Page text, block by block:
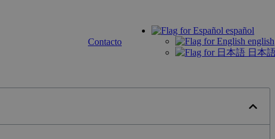
Contacto
español
english
日本